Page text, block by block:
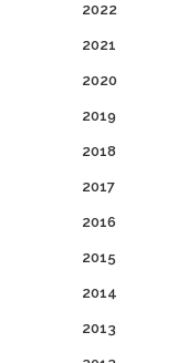
2022
2021
2020
2019
2018
2017
2016
2015
2014
2013